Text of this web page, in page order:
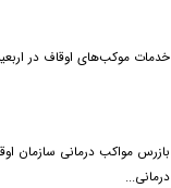
خدمات موکب‌های اوقاف در
بازرس مواکب درمانی سازمان
درمانی...